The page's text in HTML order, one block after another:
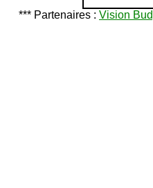
*** Partenaires : Vision